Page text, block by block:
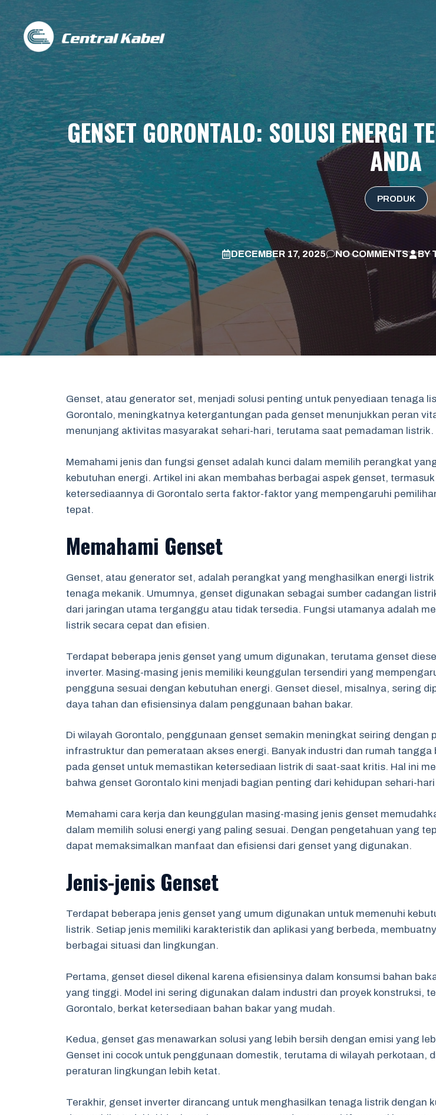
to
content
GENSET GORONTALO: SOLUSI ENERGI
ANDA
PRODUK
DECEMBER 17, 2025 NO COMMENTS BY
Genset, atau generator set, menjadi solusi penting untuk penyediaan tenaga
Gorontalo, meningkatnya ketergantungan pada genset menunjukkan peran
menunjang aktivitas masyarakat sehari-hari, terutama saat pemadaman listrik.
Memahami jenis dan fungsi genset adalah kunci dalam memilih perangkat
kebutuhan energi. Artikel ini akan membahas berbagai aspek genset, termasuk
ketersediaannya di Gorontalo serta faktor-faktor yang mempengaruhi
tepat.
Memahami Genset
Genset, atau generator set, adalah perangkat yang menghasilkan energi listrik
tenaga mekanik. Umumnya, genset digunakan sebagai sumber cadangan
dari jaringan utama terganggu atau tidak tersedia. Fungsi utamanya adalah
listrik secara cepat dan efisien.
Terdapat beberapa jenis genset yang umum digunakan, terutama genset
inverter. Masing-masing jenis memiliki keunggulan tersendiri yang
pengguna sesuai dengan kebutuhan energi. Genset diesel, misalnya, sering
daya tahan dan efisiensinya dalam penggunaan bahan bakar.
Di wilayah Gorontalo, penggunaan genset semakin meningkat seiring dengan
infrastruktur dan pemerataan akses energi. Banyak industri dan rumah tangga
pada genset untuk memastikan ketersediaan listrik di saat-saat kritis. Hal ini
bahwa genset Gorontalo kini menjadi bagian penting dari kehidupan sehari-
Memahami cara kerja dan keunggulan masing-masing jenis genset
dalam memilih solusi energi yang paling sesuai. Dengan pengetahuan yang
dapat memaksimalkan manfaat dan efisiensi dari genset yang digunakan.
Jenis-jenis Genset
Terdapat beberapa jenis genset yang umum digunakan untuk memenuhi
listrik. Setiap jenis memiliki karakteristik dan aplikasi yang berbeda,
berbagai situasi dan lingkungan.
Pertama, genset diesel dikenal karena efisiensinya dalam konsumsi bahan
yang tinggi. Model ini sering digunakan dalam industri dan proyek konstruksi,
Gorontalo, berkat ketersediaan bahan bakar yang mudah.
Kedua, genset gas menawarkan solusi yang lebih bersih dengan emisi yang
Genset ini cocok untuk penggunaan domestik, terutama di wilayah perkotaan,
peraturan lingkungan lebih ketat.
Terakhir, genset inverter dirancang untuk menghasilkan tenaga listrik dengan